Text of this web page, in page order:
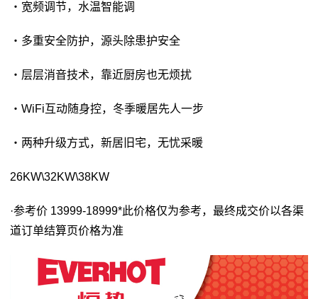
・宽频调节，水温智能调
・多重安全防护，源头除患护安全
・层层消音技术，靠近厨房也无烦扰
・WiFi互动随身控，冬季暖居先人一步
・两种升级方式，新居旧宅，无忧采暖
26KW\32KW\38KW
·参考价 13999-18999*此价格仅为参考，最终成交价以各渠
道订单结算页价格为准